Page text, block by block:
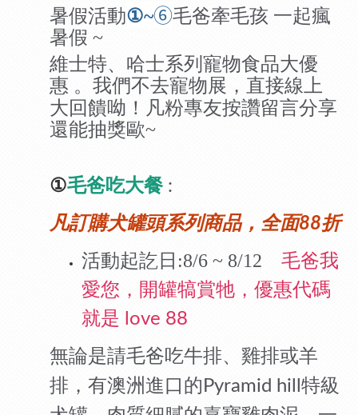
暑假活動①~⑥毛爸牽毛孩 一起瘋
暑假 ~
維士特、哈士系列寵物食品大優
惠 。 我們不去寵物展，直接線上
大回饋呦！ 凡粉專友按讚留言分享
還能抽獎歐~
①毛爸吃大餐 :
凡訂購犬罐頭系列商品，全面88折
活動起訖日 :8/6 ~ 8/12 毛爸我
愛您，開罐犒賞牠， 優惠代碼
就是 love 88
無論是請毛爸吃牛排、雞排或羊
排，有澳洲進口的 Pyramid hill 特級